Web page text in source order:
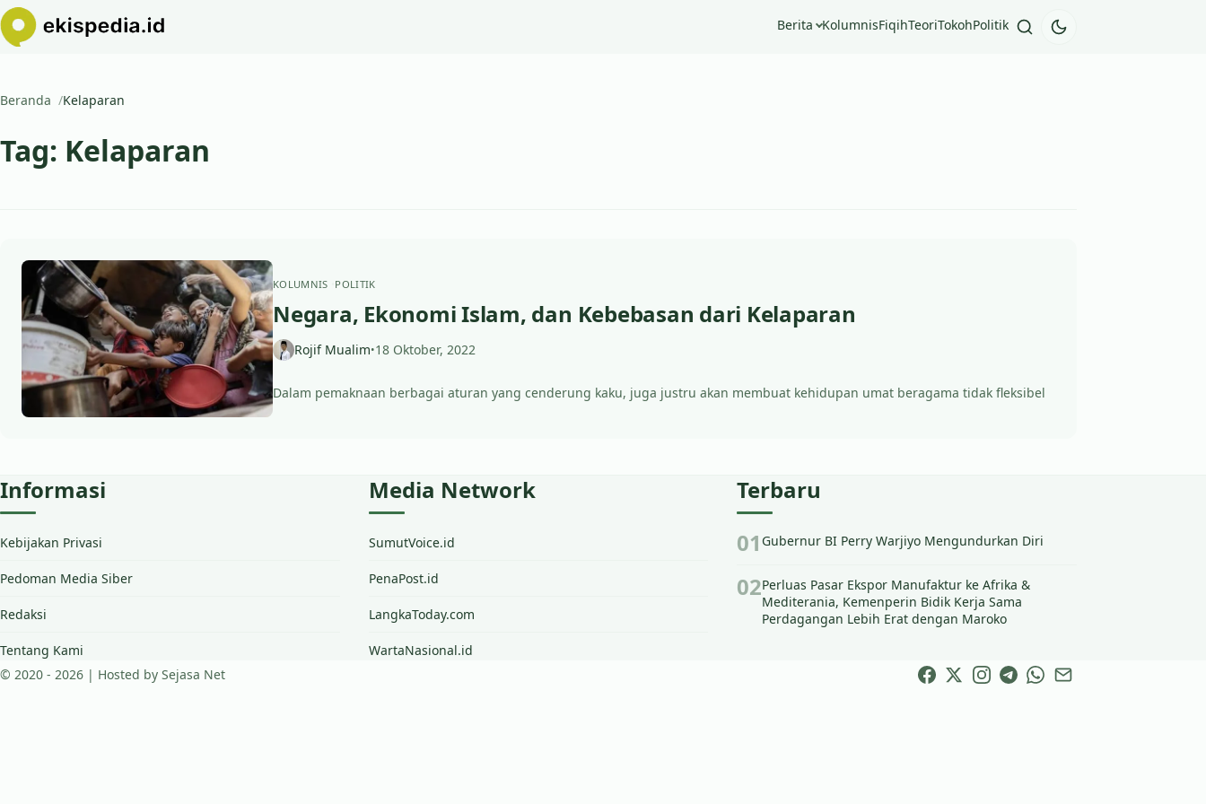
Berita KolumnisFiqihTeoriTokohPolitik
Beranda Kelaparan
Tag: Kelaparan
KOLUMNIS POLITIK
Negara, Ekonomi Islam, dan Kebebasan dari Kelaparan
Rojif Mualim•18 Oktober, 2022
Dalam pemaknaan berbagai aturan yang cenderung kaku, juga justru akan membuat kehidupan umat beragama tidak fleksibel
Informasi
Kebijakan Privasi
Pedoman Media Siber
Redaksi
Tentang Kami
Media Network
SumutVoice.id
PenaPost.id
LangkaToday.com
WartaNasional.id
Terbaru
Gubernur BI Perry Warjiyo Mengundurkan Diri
Perluas Pasar Ekspor Manufaktur ke Afrika &
Mediterania, Kemenperin Bidik Kerja Sama
Perdagangan Lebih Erat dengan Maroko
© 2020 - 2026 | Hosted by Sejasa Net